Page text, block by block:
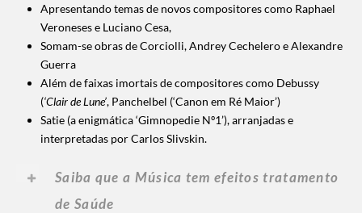
Apresentando temas de novos compositores como Raphael
Veroneses e Luciano Cesa,
Somam-se obras de Corciolli, Andrey Cechelero e Alexandre
Guerra
Além de faixas imortais de compositores como Debussy
(‘Clair de Lune’, Panchelbel (‘Canon em Ré Maior’)
Satie (a enigmática ‘Gimnopedie Nº1’), arranjadas e
interpretadas por Carlos Slivskin.
Saiba que a Música tem efeitos tratamento
de Saúde